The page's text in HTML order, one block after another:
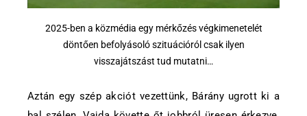
2025-ben a közmédia egy mérkőzés végkimenetelét
döntően befolyásoló szituációról csak ilyen
visszajátszást tud mutatni…
Aztán egy szép akciót vezettünk, Bárány ugrott ki a